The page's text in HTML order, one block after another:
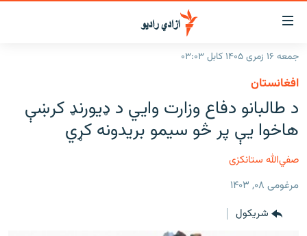
د
لاسرسۍ
وړ
لېنکونه
متن
اصلي
ته
راپورونه
افغانستان
منځنی ختیځ
خبرونه
نړۍ
د خپرونو جدول
مرکې
اونیزې خپرونې
انځوریزه برخه
جمعه ۱۶ زمری ۱۴۰۵ کابل ۰۳:۰۳
افغانستان
د طالبانو دفاع وزارت وايي د ډیورنډ کرښې
هاخوا یې پر څو سیمو بریدونه کړي
صفي‌الله ستانکزی
مرغومی ۰۸, ۱۴۰۳
شريکول